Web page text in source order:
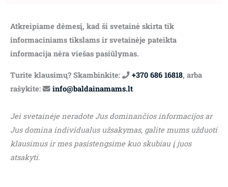
Atkreipiame dėmesį, kad ši svetainė skirta tik
informaciniams tikslams ir svetainėje pateikta
informacija nėra viešas pasiūlymas.
Turite klausimų? Skambinkite: +370 686 16818, arba
rašykite:
info@baldainamams.lt
Jei svetainėje neradote Jus dominančios informacijos ar
Jus domina individualus užsakymas, galite mums užduoti
klausimus ir mes pasistengsime kuo skubiau į juos
atsakyti.